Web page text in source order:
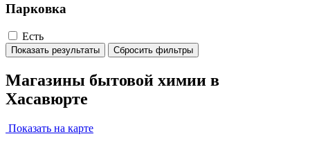
Парковка
Есть
Показать результаты Сбросить фильтры
Магазины бытовой химии в
Хасавюрте
Показать на карте